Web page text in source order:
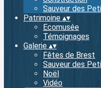
Sauveur des
Patrimoine ▴▾
Ecomusée
Témoignages
Galerie ▴▾
Fêtes de Brest
Sauveur des
Noël
Vidéo